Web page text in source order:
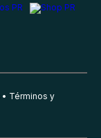
Términos y